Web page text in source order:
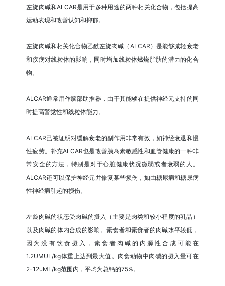
左旋肉碱和ALCAR是用于多种用途的两种相关化合物，包括提高
运动表现和改善认知和抑郁。
左旋肉碱和相关化合物乙酰左旋肉碱（ALCAR）是能够减轻衰老
和疾病对线粒体的影响，同时增加线粒体燃烧脂肪的潜力的化合
物。
ALCAR通常用作脑部助推器，由于其能够在提供神经元支持的同
时提高警觉性和线粒体能力。
ALCAR已被证明对缓解衰老的副作用非常有效，如神经衰退和慢
性疲劳。补充ALCAR也是改善胰岛素敏感性和血管健康的一种非
常安全的方法，特别是对于心脏健康状况微弱或者衰弱的人。
ALCAR还可以保护神经元并修复某些损伤，如由糖尿病和糖尿病
性神经病引起的损伤。
左旋肉碱的状态受肉碱的摄入（主要是肉类和较小程度的乳品）
以及肉碱的体内合成的影响。素食者和素食者的肉碱水平较低，
因为没有饮食摄入，素食者肉碱的内源性合成可能在
1.2UMUL/kg体重上达到最大值。肉食动物中肉碱的摄入量可在
2-12uML/kg范围内，平均为总钙的75%。